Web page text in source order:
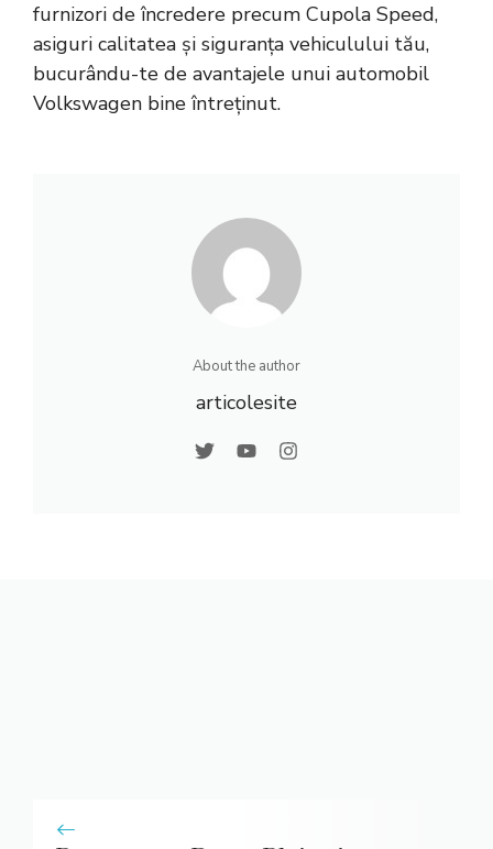
furnizori de încredere precum Cupola Speed,
asiguri calitatea și siguranța vehiculului tău,
bucurându-te de avantajele unui automobil
Volkswagen bine întreținut.
About the author
articolesite